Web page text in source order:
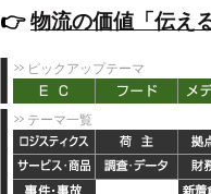
👉️物流の価値「伝え
ピックアップテーマ
テーマ一覧